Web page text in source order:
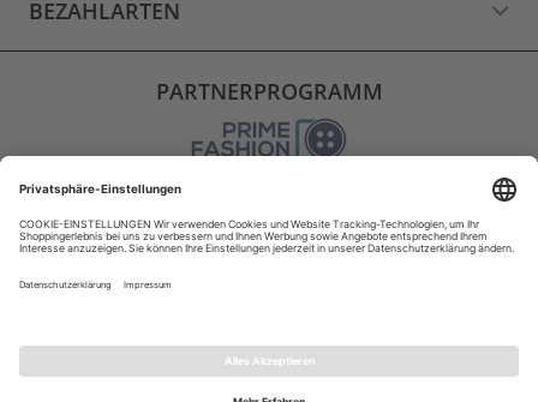
BEZAHLARTEN
PARTNERPROGRAMM
VERSAND
WIDERRUF